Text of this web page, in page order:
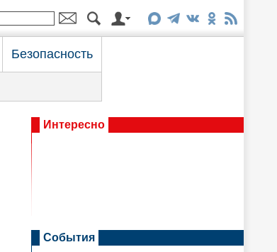
Безопасность
Интересно
События